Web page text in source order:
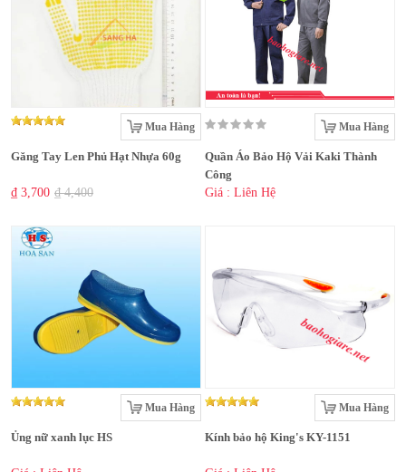
Mua Hàng
Găng Tay Len Phủ Hạt Nhựa 60g
₫ 3,700 ₫ 4,400
Mua Hàng
Quần Áo Bảo Hộ Vải Kaki Thành
Công
Giá : Liên Hệ
Mua Hàng
Ủng nữ xanh lục HS
Mua Hàng
Kính bảo hộ King's KY-1151